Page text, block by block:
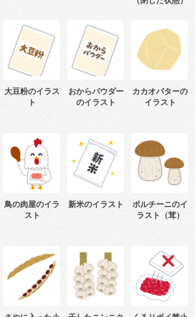
大豆粉のイラス
ト
おからパウダー
のイラスト
カカオバターの
イラスト
鳥の肉屋のイラ
スト
新米のイラスト
ポルチーニのイ
ラスト（茸）